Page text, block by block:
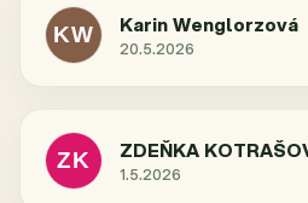
KW Karin Wenglorzová
Hodnocení obchodu je
20.5.2026
ZK ZDEŇKA
Hodnocení obchodu je
1.5.2026